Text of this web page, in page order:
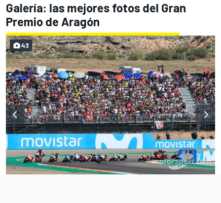
Galería: las mejores fotos del Gran
Premio de Aragón
43